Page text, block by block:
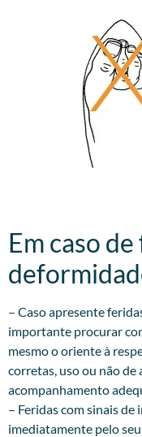
Em caso
– Caso apresente
importante procurar
mesmo o oriente à
corretas, uso ou não
acompanhamento
– Feridas com sinais de
imediatamente pelo